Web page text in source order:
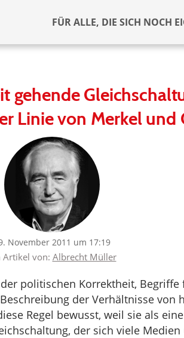
FÜR ALLE, DIE SICH NOCH
gehende
Linie von Merkel und
November 2011 um 17:19
Artikel von: Albrecht Müller
politischen Korrektheit, Begriffe
der Verhältnisse von
Regel bewusst, weil sie als
der sich viele